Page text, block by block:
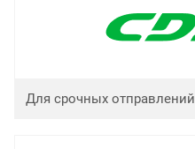
Для срочных отправлений